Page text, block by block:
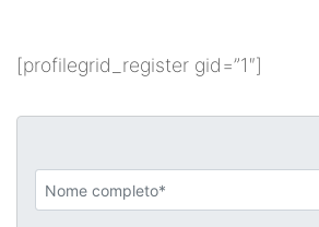
[profilegrid_register gid=”1″]